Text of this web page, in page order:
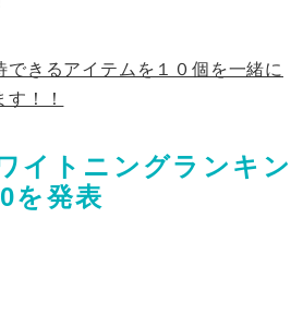
できるアイテムを１０個を一緒に
！！
イトニングランキン
を発表